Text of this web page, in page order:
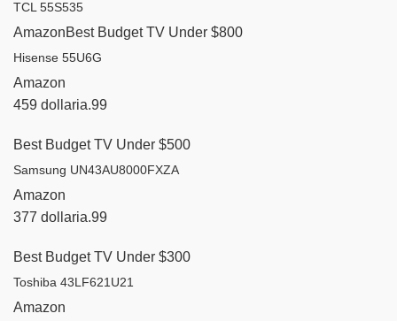
TCL 55S535
AmazonBest Budget TV Under $800
Hisense 55U6G
Amazon
459 dollaria.99
Best Budget TV Under $500
Samsung UN43AU8000FXZA
Amazon
377 dollaria.99
Best Budget TV Under $300
Toshiba 43LF621U21
Amazon